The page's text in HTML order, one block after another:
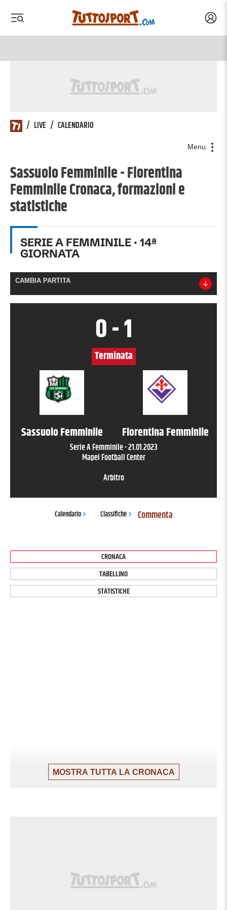
/ LIVE / CALENDARIO
Menu
Sassuolo Femminile - Fiorentina
Femminile Cronaca, formazioni e
statistiche
SERIE A FEMMINILE · 14ª
GIORNATA
CAMBIA PARTITA
Sassuolo Femminile Fiorentina Femminile
0-1
Terminata
Serie A Femminile-21.01.2023
Mapei Football Center
Arbitro
Calendario Classifiche Commenta
CRONACA
TABELLINO
STATISTICHE
MOSTRA TUTTA LA CRONACA